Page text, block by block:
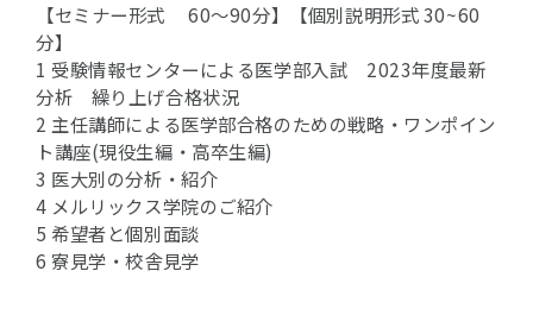
【セミナー形式 60〜90分】【個別説明形式 30~60
分】
1 受験情報センターによる医学部入試 2023年度最新
分析 繰り上げ合格状況
2 主任講師による医学部合格のための戦略・ワンポイン
ト講座(現役生編・高卒生編)
3 医大別の分析・紹介
4 メルリックス学院のご紹介
5 希望者と個別面談
6 寮見学・校舎見学